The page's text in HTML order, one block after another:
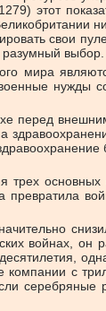
этот
свои
разумный выбор.
мира
нужды
перед
основных
войнах, он
компании с
серебряные